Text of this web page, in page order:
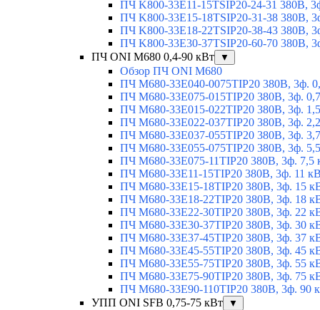
ПЧ K800-33E11-15TSIP20-24-31 380В,
ПЧ K800-33E15-18TSIP20-31-38 380В,
ПЧ K800-33E18-22TSIP20-38-43 380В,
ПЧ K800-33E30-37TSIP20-60-70 380В,
ПЧ ONI M680 0,4-90 кВт
▼
Обзор ПЧ ONI M680
ПЧ M680-33E040-0075TIP20 380В, 3ф.
ПЧ M680-33E075-015TIP20 380В, 3ф.
ПЧ M680-33E015-022TIP20 380В, 3ф.
ПЧ M680-33E022-037TIP20 380В, 3ф.
ПЧ M680-33E037-055TIP20 380В, 3ф.
ПЧ M680-33E055-075TIP20 380В, 3ф.
ПЧ M680-33E075-11TIP20 380В, 3ф. 7,5
ПЧ M680-33E11-15TIP20 380В, 3ф. 11
ПЧ M680-33E15-18TIP20 380В, 3ф. 15
ПЧ M680-33E18-22TIP20 380В, 3ф. 18
ПЧ M680-33E22-30TIP20 380В, 3ф. 22
ПЧ M680-33E30-37TIP20 380В, 3ф. 30
ПЧ M680-33E37-45TIP20 380В, 3ф. 37
ПЧ M680-33E45-55TIP20 380В, 3ф. 45
ПЧ M680-33E55-75TIP20 380В, 3ф. 55
ПЧ M680-33E75-90TIP20 380В, 3ф. 75
ПЧ M680-33E90-110TIP20 380В, 3ф. 90
УПП ONI SFB 0,75-75 кВт
▼